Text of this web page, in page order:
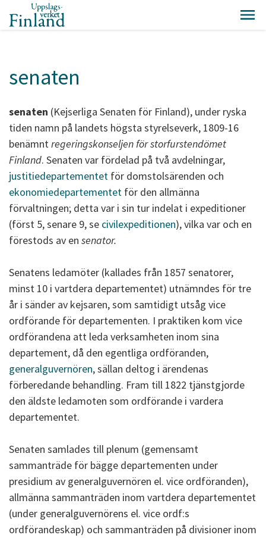
senaten
senaten (Kejserliga Senaten för Finland), under ryska
tiden namn på landets högsta styrelseverk, 1809-16
benämntregeringskonseljen för storfurstendömet
Finland. Senaten var fördelad på två avdelningar,
justitiedepartementet för domstolsärenden och
ekonomiedepartementet för den allmänna
förvaltningen; detta var i sin tur indelat i expeditioner
(först 5, senare 9, se civilexpeditionen), vilka var och en
förestods av en senator.
Senatens ledamöter (kallades från 1857 senatorer,
minst 10 i vartdera departementet) utnämndes för tre
år i sänder av kejsaren, som samtidigt utsåg vice
ordförande för departementen. I praktiken kom vice
ordförandena att leda verksamheten inom sina
departement, då den egentliga ordföranden,
generalguvernören, sällan deltog i ärendenas
förberedande behandling. Fram till 1822 tjänstgjorde
den äldste ledamoten som ordförande i vardera
departementet.
Senaten samlades till plenum (gemensamt
sammanträde för bägge departementen under
presidium av generalguvernören el. vice ordföranden),
allmänna sammanträden inom vartdera departementet
(under generalguvernörens el. vice ordf:s
ordförandeskap) och sammanträden på divisioner inom